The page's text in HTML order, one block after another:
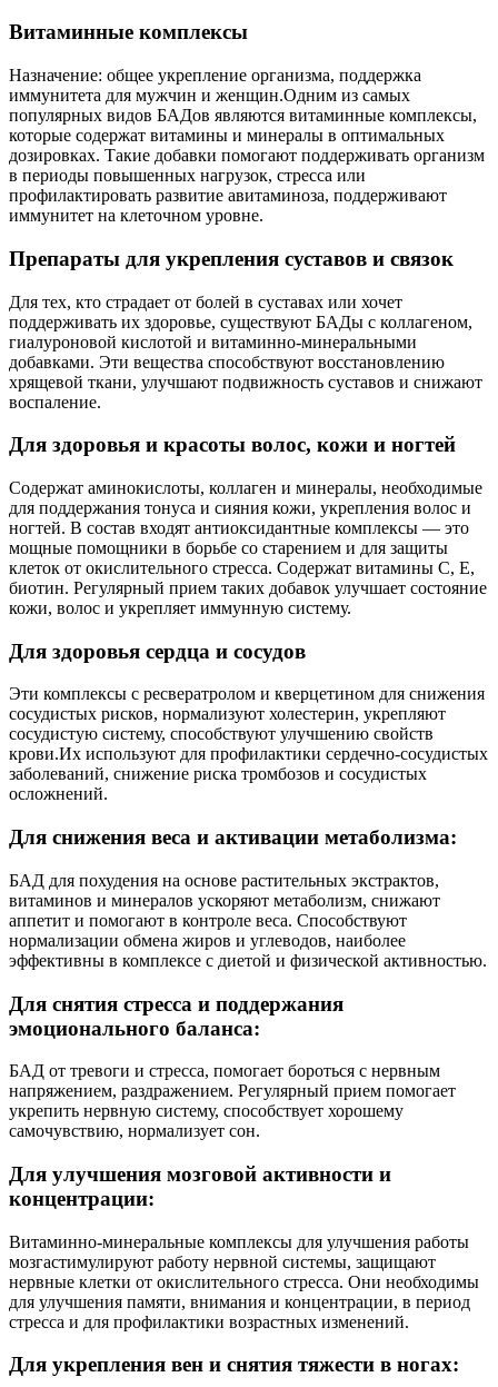
Витаминные комплексы
Назначение: общее укрепление организма, поддержка
иммунитета для мужчин и женщин.Одним из самых
популярных видов БАДов являются витаминные комплексы,
которые содержат витамины и минералы в оптимальных
дозировках. Такие добавки помогают поддерживать организм
в периоды повышенных нагрузок, стресса или
профилактировать развитие авитаминоза, поддерживают
иммунитет на клеточном уровне.
Препараты для укрепления суставов и связок
Для тех, кто страдает от болей в суставах или хочет
поддерживать их здоровье, существуют БАДы с коллагеном,
гиалуроновой кислотой и витаминно-минеральными
добавками. Эти вещества способствуют восстановлению
хрящевой ткани, улучшают подвижность суставов и снижают
воспаление.
Для здоровья и красоты волос, кожи и ногтей
Содержат аминокислоты, коллаген и минералы, необходимые
для поддержания тонуса и сияния кожи, укрепления волос и
ногтей. В состав входят антиоксидантные комплексы — это
мощные помощники в борьбе со старением и для защиты
клеток от окислительного стресса. Содержат витамины C, E,
биотин. Регулярный прием таких добавок улучшает состояние
кожи, волос и укрепляет иммунную систему.
Для здоровья сердца и сосудов
Эти комплексы с ресвератролом и кверцетином для снижения
сосудистых рисков, нормализуют холестерин, укрепляют
сосудистую систему, способствуют улучшению свойств
крови.Их используют для профилактики сердечно-сосудистых
заболеваний, снижение риска тромбозов и сосудистых
осложнений.
Для снижения веса и активации метаболизма:
БАД для похудения на основе растительных экстрактов,
витаминов и минералов ускоряют метаболизм, снижают
аппетит и помогают в контроле веса. Способствуют
нормализации обмена жиров и углеводов, наиболее
эффективны в комплексе с диетой и физической активностью.
Для снятия стресса и поддержания
эмоционального баланса:
БАД от тревоги и стресса, помогает бороться с нервным
напряжением, раздражением. Регулярный прием помогает
укрепить нервную систему, способствует хорошему
самочувствию, нормализует сон.
Для улучшения мозговой активности и
концентрации:
Витаминно-минеральные комплексы для улучшения работы
мозгастимулируют работу нервной системы, защищают
нервные клетки от окислительного стресса. Они необходимы
для улучшения памяти, внимания и концентрации, в период
стресса и для профилактики возрастных изменений.
Для укрепления вен и снятия тяжести в ногах: